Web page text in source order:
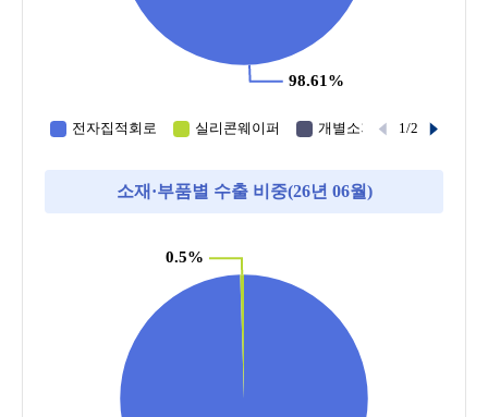
소재·부품별 수출 비중(26년 06월)